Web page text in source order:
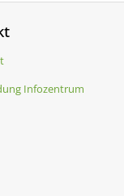
Infozentrum